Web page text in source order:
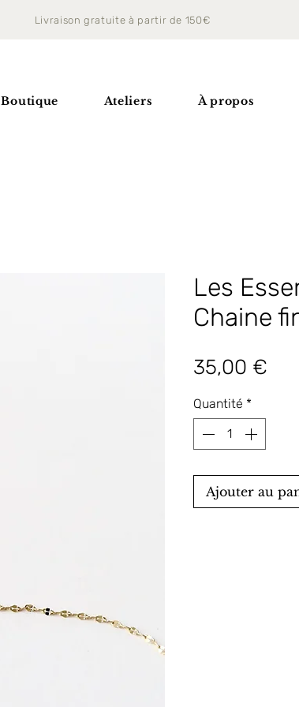
Livraison gratuite à partir de 150€
Boutique Ateliers À propos
Les
Chaine
35,00 €
Quantité *
Ajouter au